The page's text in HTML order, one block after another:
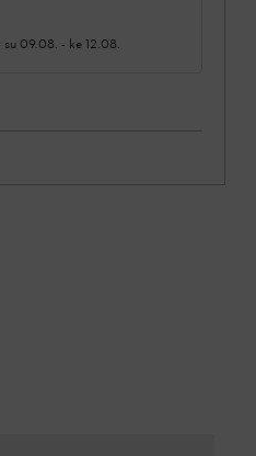
su 09.08. - ke 12.08.